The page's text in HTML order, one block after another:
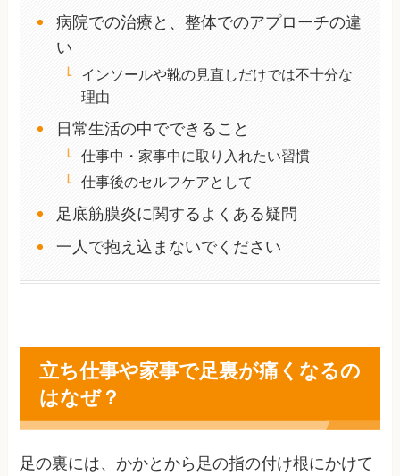
病院での治療と、整体でのアプローチの違
い
インソールや靴の見直しだけでは不十分な
理由
日常生活の中でできること
仕事中・家事中に取り入れたい習慣
仕事後のセルフケアとして
足底筋膜炎に関するよくある疑問
一人で抱え込まないでください
立ち仕事や家事で足裏が痛くなるの
はなぜ？
足の裏には、かかとから足の指の付け根にかけて